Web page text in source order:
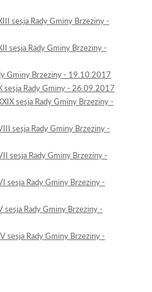
sesja Rady Gminy Brzeziny -
sesja Rady Gminy Brzeziny -
Gminy Brzeziny - 19.10.2017
sesja Rady Gminy - 26.09.2017
sesja Rady Gminy Brzeziny -
sesja Rady Gminy Brzeziny -
sesja Rady Gminy Brzeziny -
sesja Rady Gminy Brzeziny -
sesja Rady Gminy Brzeziny -
sesja Rady Gminy Brzeziny -